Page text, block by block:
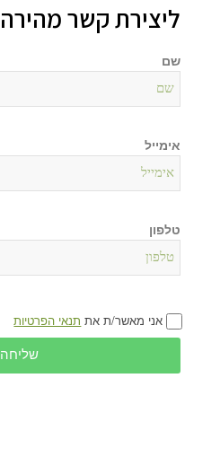
ליצירת קשר מהירה
שם
אימייל
טלפון
אני מאשר/ת את תנאי הפרטיות
שליחה